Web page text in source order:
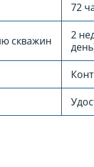
72
скважин
2